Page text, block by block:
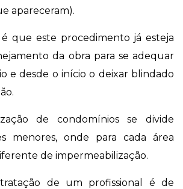
apareceram).
que este procedimento já esteja
da obra para se adequar
e desde o início o deixar blindado
de condomínios se divide
menores, onde para cada área
de impermeabilização.
de um profissional é de